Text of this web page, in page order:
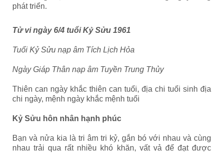
phát triển.
Tử vi ngày 6/4 tuổi Kỷ Sửu 1961
Tuổi Kỷ Sửu nạp âm Tích Lịch Hỏa
Ngày Giáp Thân nạp âm Tuyền Trung Thủy
Thiên can ngày khắc thiên can tuổi, địa chi tuổi sinh địa
chi ngày, mệnh ngày khắc mệnh tuổi
Kỷ Sửu hôn nhân hạnh phúc
Bạn và nửa kia là tri âm tri kỷ, gắn bó với nhau và cùng
nhau trải qua rất nhiều khó khăn, vất vả để đạt được